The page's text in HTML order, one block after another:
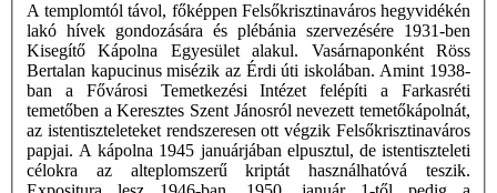
A templomtól távol, főképpen Felsőkrisztinaváros hegyvidékén
lakó hívek gondozására és plébánia szervezésére 1931-ben
Kisegítő Kápolna Egyesület alakul. Vasárnaponként Röss
Bertalan kapucinus misézik az Érdi úti iskolában. Amint 1938-
ban a Fővárosi Temetkezési Intézet felépíti a Farkasréti
temetőben a Keresztes Szent Jánosról nevezett temetőkápolnát,
az istentiszteleteket rendszeresen ott végzik Felsőkrisztinaváros
papjai. A kápolna 1945 januárjában elpusztul, de istentiszteleti
célokra az alteplomszerű kriptát használhatóvá teszik.